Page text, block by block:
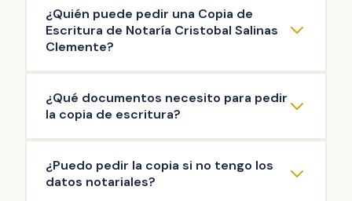
Salinas Clemente es una reproducción literal
del contenido de una escritura original
público firmado en esta Notaría: escritura de
compraventa, de hipoteca, testamento,
herencia, poder de representación,
escrituras de operaciones societarias, entre
otras.
¿Quién puede pedir una Copia de
Escritura de Notaría Cristobal Salinas
Clemente?
Notaría Cristobal Salinas Clemente las
personas que intervinieron en la misma, así
como aquellas que acrediten un interés
legítimo (ej: herederos del propietario). Es el
Notario quien decide si existe interés legítimo
¿Qué documentos necesito para pedir
la copia de escritura?
trámite de copia de escritura de Notaría
Cristobal Salinas Clemente es: copia de tu
¿Puedo pedir la copia si no tengo los
datos notariales?